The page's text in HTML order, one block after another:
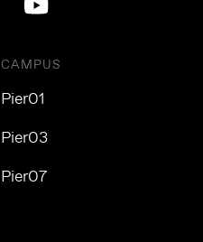
CAMPUS
Pier01
Pier03
Pier07